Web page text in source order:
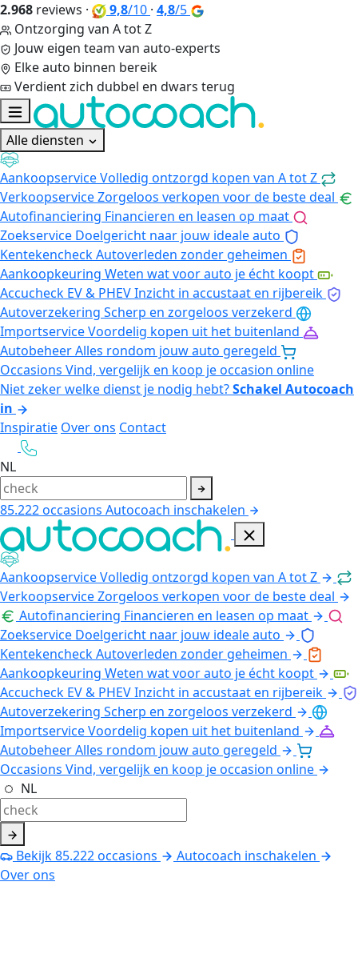
2.968 reviews · 9,8/10 · 4,8/5
Ontzorging van A tot Z
Jouw eigen team van auto-experts
Elke auto binnen bereik
Verdient zich dubbel en dwars terug
Alle diensten
AankoopserviceVolledig ontzorgd kopen van A tot Z
VerkoopserviceZorgeloos verkopen voor de beste deal
Autofinanciering Financieren en leasen op maat
Zoekservice Doelgericht naar jouw ideale auto
KentekencheckAutoverleden zonder geheimen
Aankoopkeuring Weten wat voor auto je écht koopt
Accucheck EV & PHEVInzicht in accustaat en rijbereik
Autoverzekering Scherp en zorgeloos verzekerd
ImportserviceVoordelig kopen uit het buitenland
AutobeheerAlles rondom jouw auto geregeld
Occasions Vind, vergelijk en koop je occasion online
Niet zeker welke dienst je nodig hebt?Schakel Autocoach
in
Inspiratie Over ons Contact
NL
85.222occasions Autocoach inschakelen
AankoopserviceVolledig ontzorgd kopen van A tot Z
VerkoopserviceZorgeloos verkopen voor de beste deal
Autofinanciering Financieren en leasen op maat
Zoekservice Doelgericht naar jouw ideale auto
KentekencheckAutoverleden zonder geheimen
Aankoopkeuring Weten wat voor auto je écht koopt
Accucheck EV & PHEVInzicht in accustaat en rijbereik
Autoverzekering Scherp en zorgeloos verzekerd
ImportserviceVoordelig kopen uit het buitenland
AutobeheerAlles rondom jouw auto geregeld
Occasions Vind, vergelijk en koop je occasion online
NL
Bekijk85.222occasions
Autocoach inschakelen
Over ons